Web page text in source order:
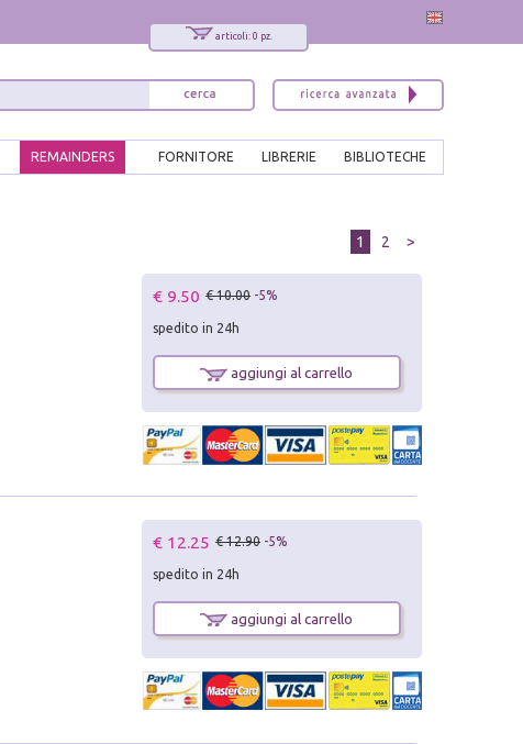
articoli: 0 pz.
BIBLIOTECHE
LIBRERIE
FORNITORE
REMAINDERS
1 2 >
€ 9.50 € 10.00 -5%
spedito in 24h
aggiungi al carrello
€ 12.25 € 12.90 -5%
spedito in 24h
aggiungi al carrello